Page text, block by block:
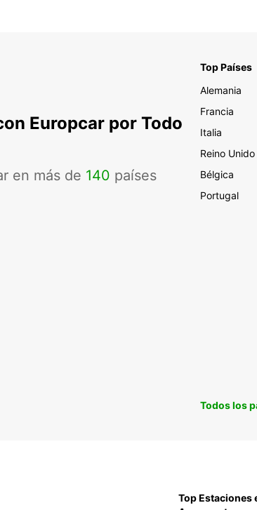
Europcar por Todo
en más de 140 países
Top Países
Alemania
Francia
Italia
Reino Unido
Bélgica
Portugal
Todos los
Top Estaciones